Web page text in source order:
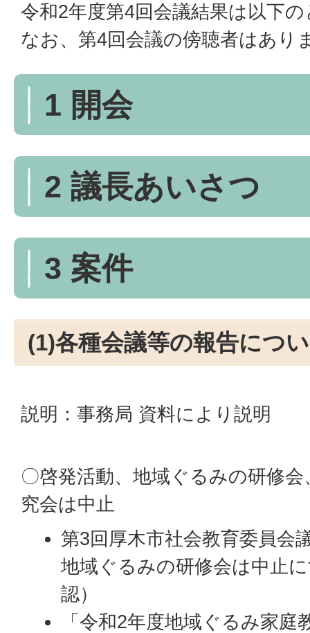
令和2年度第4回会議結果は以下
なお、第4回会議の傍聴者はあり
1 開会
2 議長あいさつ
3 案件
(1)各種会議等の報告につ
説明：事務局 資料により説明
〇啓発活動、地域ぐるみの研修
究会は中止
第3回厚木市社会教育委員会
地域ぐるみの研修会は中止
認）
「令和2年度地域ぐるみ家